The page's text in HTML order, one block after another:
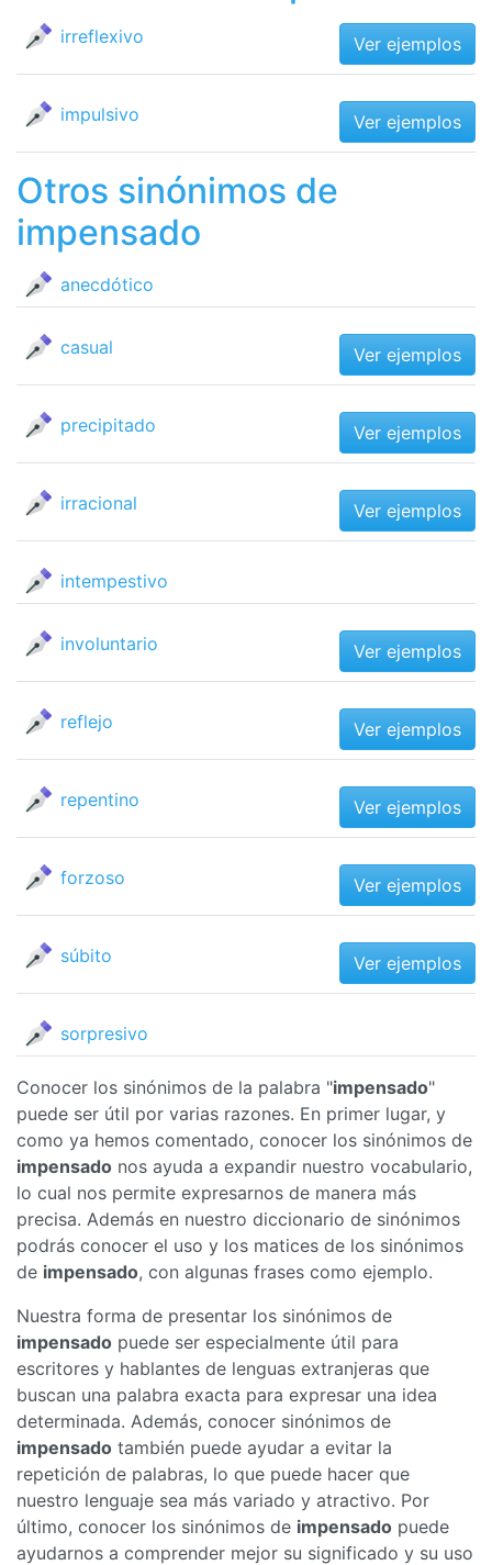
irreflexivo Ver ejemplos
impulsivo Ver ejemplos
Otros sinónimos de
impensado
anecdótico
casual Ver ejemplos
precipitado Ver ejemplos
irracional Ver ejemplos
intempestivo
involuntario Ver ejemplos
reflejo Ver ejemplos
repentino Ver ejemplos
forzoso Ver ejemplos
súbito Ver ejemplos
sorpresivo
Conocer los sinónimos de la palabra "impensado"
puede ser útil por varias razones. En primer lugar, y
como ya hemos comentado, conocer los sinónimos de
impensado nos ayuda a expandir nuestro vocabulario,
lo cual nos permite expresarnos de manera más
precisa. Además en nuestro diccionario de sinónimos
podrás conocer el uso y los matices de los sinónimos
de impensado, con algunas frases como ejemplo.
Nuestra forma de presentar los sinónimos de
impensado puede ser especialmente útil para
escritores y hablantes de lenguas extranjeras que
buscan una palabra exacta para expresar una idea
determinada. Además, conocer sinónimos de
impensado también puede ayudar a evitar la
repetición de palabras, lo que puede hacer que
nuestro lenguaje sea más variado y atractivo. Por
último, conocer los sinónimos de impensado puede
ayudarnos a comprender mejor su significado y su uso